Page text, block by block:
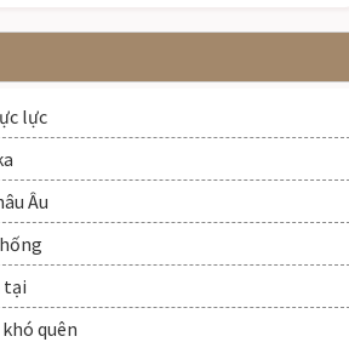
lực
Âu
tại
quên